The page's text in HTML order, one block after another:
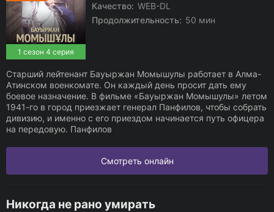
1 сезон 4 серия
Качество: WEB-DL
Продолжительность: 50 мин
Старший лейтенант Бауыржан Момышулы работает в Алма-
Атинском военкомате. Он каждый день просит дать ему
боевое назначение. В фильме «Бауыржан Момышулы» летом
1941-го в город приезжает генерал Панфилов, чтобы собрать
дивизию, и именно с его приездом начинается путь офицера
на передовую. Панфилов
Смотреть онлайн
Никогда не рано умирать